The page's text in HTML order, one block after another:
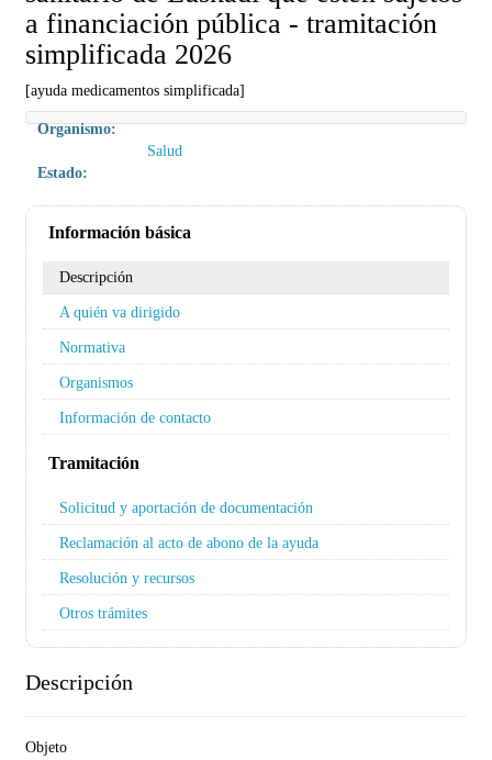
a financiación pública - tramitación
simplificada 2026
[ayuda medicamentos simplificada]
Organismo:
Salud
Estado:
Información básica
Descripción
A quién va dirigido
Normativa
Organismos
Información de contacto
Tramitación
Solicitud y aportación de documentación
Reclamación al acto de abono de la ayuda
Resolución y recursos
Otros trámites
Descripción
Objeto